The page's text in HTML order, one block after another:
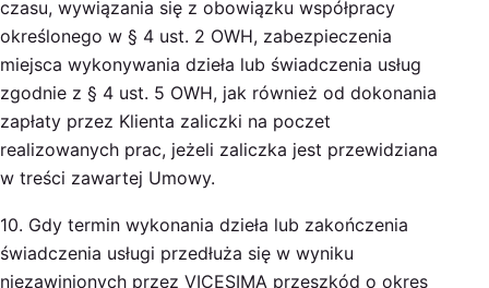
czasu, wywiązania się z obowiązku współpracy
określonego w § 4 ust. 2 OWH, zabezpieczenia
miejsca wykonywania dzieła lub świadczenia usług
zgodnie z § 4 ust. 5 OWH, jak również od dokonania
zapłaty przez Klienta zaliczki na poczet
realizowanych prac, jeżeli zaliczka jest przewidziana
w treści zawartej Umowy.
10. Gdy termin wykonania dzieła lub zakończenia
świadczenia usługi przedłuża się w wyniku
niezawinionych przez VICESIMA przeszkód o okres